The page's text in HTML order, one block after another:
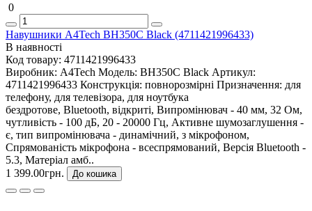
0
Навушники A4Tech BH350C Black (4711421996433)
В наявності
Код товару: 4711421996433
Виробник: A4Tech Модель: BH350C Black Артикул:
4711421996433 Конструкція: повнорозмірні Призначення: для
телефону, для телевізора, для ноутбука
бездротове, Bluetooth, відкриті, Випромінювач - 40 мм, 32 Ом,
чутливість - 100 дБ, 20 - 20000 Гц, Активне шумозаглушення -
є, тип випромінювача - динамічний, з мікрофоном,
Спрямованість мікрофона - всеспрямований, Версія Bluetooth -
5.3, Матеріал амб..
1 399.00грн.
До кошика